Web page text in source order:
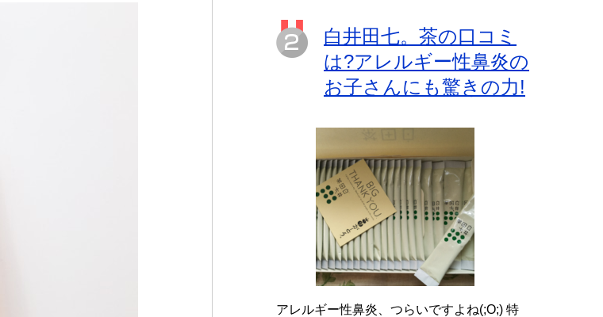
白井田七。茶の口コミ
は?アレルギー性鼻炎の
お子さんにも驚きの力!
アレルギー性鼻炎、つらいですよね(;O;) 特